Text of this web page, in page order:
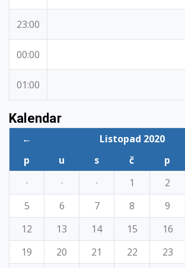
23:00
00:00
01:00
Kalendar
← Listopad 2020
p
u s č p
·
· · 1 2
5
6 7 8 9
12
13 14 15 16
19
20 21 22 23